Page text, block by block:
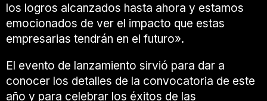
los logros alcanzados hasta ahora y estamos
emocionados de ver el impacto que estas
empresarias tendrán en el futuro».
El evento de lanzamiento sirvió para dar a
conocer los detalles de la convocatoria de este
año y para celebrar los éxitos de las